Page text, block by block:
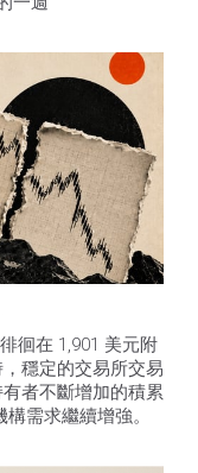
徊在 1,901 美元附
穩定的交易所交易
者不斷增加的積累
需求繼續增強。